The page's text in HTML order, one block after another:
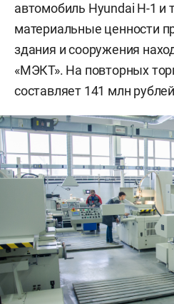
автомобиль Hyundai H-1 и
материальные ценности
здания и сооружения
«МЭКТ». На повторных
составляет 141 млн